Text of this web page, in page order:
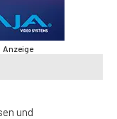
Anzeige
und